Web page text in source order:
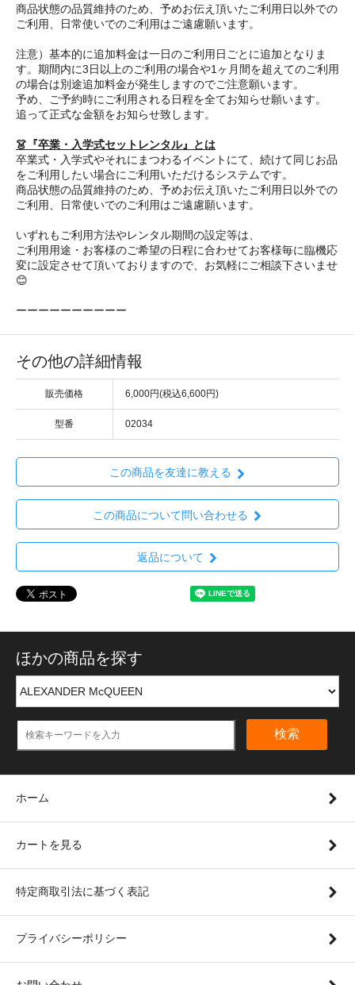
商品状態の品質維持のため、予めお伝え頂いたご利用日以外での
ご利用、日常使いでのご利用はご遠慮願います。
注意）基本的に追加料金は一日のご利用日ごとに追加となりま
す。期間内に3日以上のご利用の場合や1ヶ月間を超えてのご利用
の場合は別途追加料金が発生しますのでご注意願います。
予め、ご予約時にご利用される日程を全てお知らせ願います。
追って正式な金額をお知らせ致します。
👗『卒業・入学式セットレンタル』とは
卒業式・入学式やそれにまつわるイベントにて、続けて同じお品
をご利用したい場合にご利用いただけるシステムです。
商品状態の品質維持のため、予めお伝え頂いたご利用日以外での
ご利用、日常使いでのご利用はご遠慮願います。
いずれもご利用方法やレンタル期間の設定等は、
ご利用用途・お客様のご希望の日程に合わせてお客様毎に臨機応
変に設定させて頂いておりますので、お気軽にご相談下さいませ
😊
ーーーーーーーーーー
その他の詳細情報
販売価格 6,000円(税込6,600円)
型番 02034
この商品を友達に教える
この商品について問い合わせる
返品について
ほかの商品を探す
検索
ホーム
カートを見る
特定商取引法に基づく表記
プライバシーポリシー